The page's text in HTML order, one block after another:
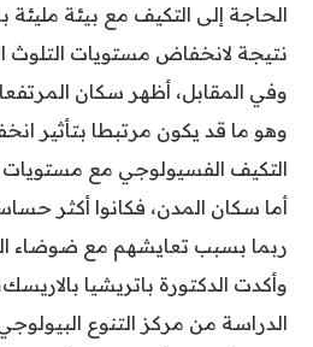
الحاجة إلى التكيف مع بيئة مليئة
نتيجة لانخفاض مستويات التلوث
وفي المقابل، أظهر سكان
وهو ما قد يكون مرتبطا بتأثير
التكيف الفسيولوجي مع
أما سكان المدن، فكانوا أكثر
ربما بسبب تعايشهم مع ضوضاء
وأكدت الدكتورة باتريشيا
الدراسة من مركز التنوع